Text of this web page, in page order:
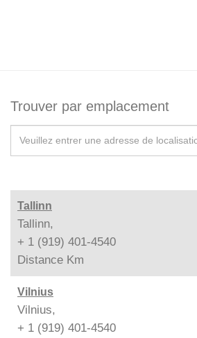
Trouver par emplacement
Tallinn
Tallinn,
+ 1 (919) 401-4540
Distance Km
Vilnius
Vilnius,
+ 1 (919) 401-4540